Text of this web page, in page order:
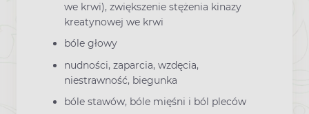
we krwi), zwiększenie stężenia kinazy
kreatynowej we krwi
bóle głowy
nudności, zaparcia, wzdęcia,
niestrawność, biegunka
bóle stawów, bóle mięśni i ból pleców